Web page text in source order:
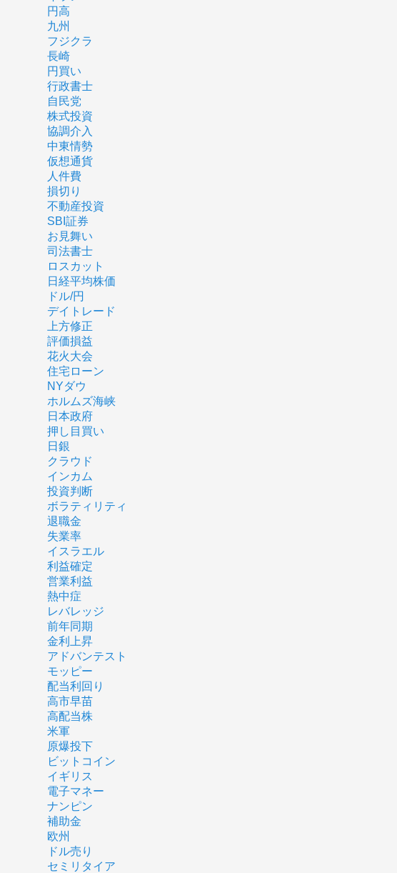
円高
九州
フジクラ
長崎
円買い
行政書士
自民党
株式投資
協調介入
中東情勢
仮想通貨
人件費
損切り
不動産投資
SBI証券
お見舞い
司法書士
ロスカット
日経平均株価
ドル/円
デイトレード
上方修正
評価損益
花火大会
住宅ローン
NYダウ
ホルムズ海峡
日本政府
押し目買い
日銀
クラウド
インカム
投資判断
ボラティリティ
退職金
失業率
イスラエル
利益確定
営業利益
熱中症
レバレッジ
前年同期
金利上昇
アドバンテスト
モッピー
配当利回り
高市早苗
高配当株
米軍
原爆投下
ビットコイン
イギリス
電子マネー
ナンピン
補助金
欧州
ドル売り
セミリタイア